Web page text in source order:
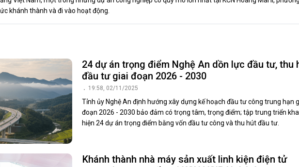
khánh thành và đi vào hoạt động.
24 dự án trọng điểm Nghệ An dồn lực đầu tư, thu
đầu tư giai đoạn 2026 - 2030
19:58, 02/11/2025
Tỉnh ủy Nghệ An định hướng xây dựng kế hoạch đầu tư công trung hạn
đoạn 2026 - 2030 bảo đảm có trọng tâm, trọng điểm; tập trung triển
hiện 24 dự án trọng điểm bằng vốn đầu tư công và thu hút đầu tư.
Khánh thành nhà máy sản xuất linh kiện điện tử